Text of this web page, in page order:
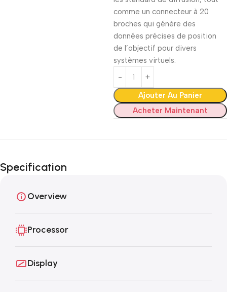
comme un connecteur à 20
broches qui génère des
données précises de position
de l’objectif pour divers
systèmes virtuels.
Ajouter Au Panier
Acheter Maintenant
Specification
Overview
Processor
Display